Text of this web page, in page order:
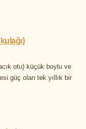
otu) küçük boylu ve
güç olan tek yıllık bir